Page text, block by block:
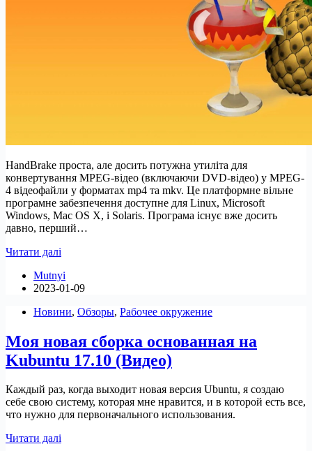
HandBrake проста, але досить потужна утиліта для
конвертування MPEG-відео (включаючи DVD-відео) у MPEG-
4 відеофайли у форматах mp4 та mkv. Це платформне вільне
програмне забезпечення доступне для Linux, Microsoft
Windows, Mac OS X, і Solaris. Програма існує вже досить
давно, перший…
Читати далі
1.6.0
в
та
Linux
Mutnyi
2023-01-09
Новини, Обзоры, Рабочее окружение
Моя новая сборка основанная на
Kubuntu 17.10 (Видео)
Каждый раз, когда выходит новая версия Ubuntu, я создаю
себе свою систему, которая мне нравится, и в которой есть все,
что нужно для первоначального использования.
Читати далі